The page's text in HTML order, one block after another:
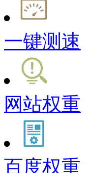
一键测速
网站权重
百度权重